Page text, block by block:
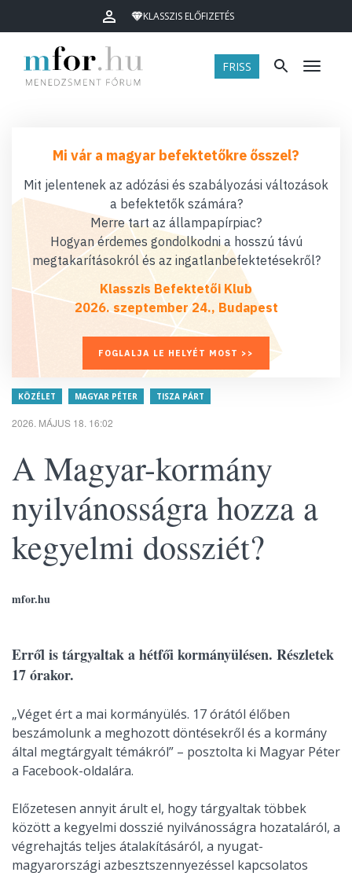
KLASSZIS ELŐFIZETÉS
FRISS Menü
Mi vár a magyar befektetőkre ősszel?
Mit jelentenek az adózási és szabályozási változások
a befektetők számára?
Merre tart az állampapírpiac?
Hogyan érdemes gondolkodni a hosszú távú
megtakarításokról és az ingatlanbefektetésekről?
Klasszis Befektetői Klub
2026. szeptember 24., Budapest
FOGLALJA LE HELYÉT MOST >>
KÖZÉLET MAGYAR PÉTER TISZA PÁRT
2026. MÁJUS 18. 16:02
A Magyar-kormány
nyilvánosságra hozza a
kegyelmi dossziét?
mfor.hu
Erről is tárgyaltak a hétfői kormányülésen. Részletek
17 órakor.
„Véget ért a mai kormányülés. 17 órától élőben
beszámolunk a meghozott döntésekről és a kormány
által megtárgyalt témákról” – posztolta ki Magyar Péter
a Facebook-oldalára.
Előzetesen annyit árult el, hogy tárgyaltak többek
között a kegyelmi dosszié nyilvánosságra hozataláról, a
végrehajtás teljes átalakításáról, a nyugat-
magyarországi azbesztszennyezéssel kapcsolatos